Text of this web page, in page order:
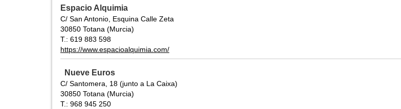
Espacio Alquimia
C/ San Antonio, Esquina Calle Zeta
30850 Totana (Murcia)
T.: 619 883 598
https://www.espacioalquimia.com/
Nueve Euros
C/ Santomera, 18 (junto a La Caixa)
30850 Totana (Murcia)
T.: 968 945 250